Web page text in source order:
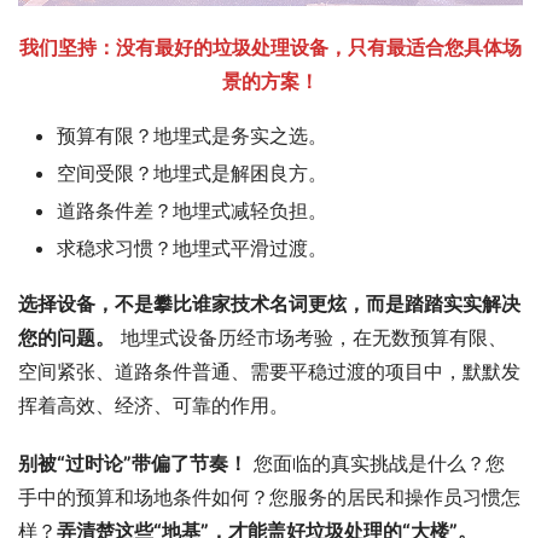
我们坚持：没有最好的垃圾处理设备，只有最适合您具体场
景的方案！
预算有限？地埋式是务实之选。
空间受限？地埋式是解困良方。
道路条件差？地埋式减轻负担。
求稳求习惯？地埋式平滑过渡。
选择设备，不是攀比谁家技术名词更炫，而是踏踏实实解决
您的问题。
地埋式设备历经市场考验，在无数预算有限、
空间紧张、道路条件普通、需要平稳过渡的项目中，默默发
挥着高效、经济、可靠的作用。
别被“过时论”带偏了节奏！ 您面临的真实挑战是什么？您
手中的预算和场地条件如何？您服务的居民和操作员习惯怎
样？ 弄清楚这些“地基”，才能盖好垃圾处理的“大楼”。